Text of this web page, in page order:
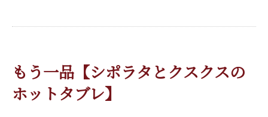
もう一品【シポラタとクスクスの
ホットタブレ】